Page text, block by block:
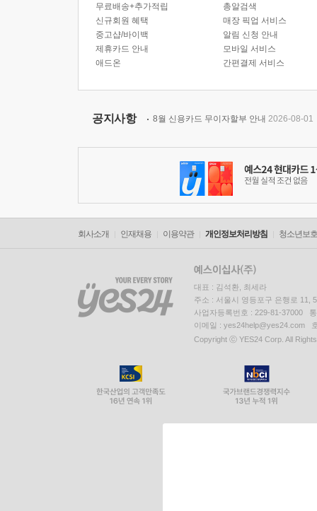
무료배송+추가적립
신규회원 혜택
중고샵/바이백
제휴카드 안내
애드온
총알검색
매장 픽업 서비스
알림 신청 안내
모바일 서비스
간편결제 서비스
공지사항 8월 신용카드 무이자할부 안내 2026-08-01
회사소개 인재채용 이용약관 개인정보처리방침 청소년보
대표 : 김석환, 최세라
주소 : 서울시 영등포구 은행로 11,
사업자등록번호 : 229-81-37000
이메일 : yes24help@yes24.com
Copyright ⓒ YES24 Corp. All